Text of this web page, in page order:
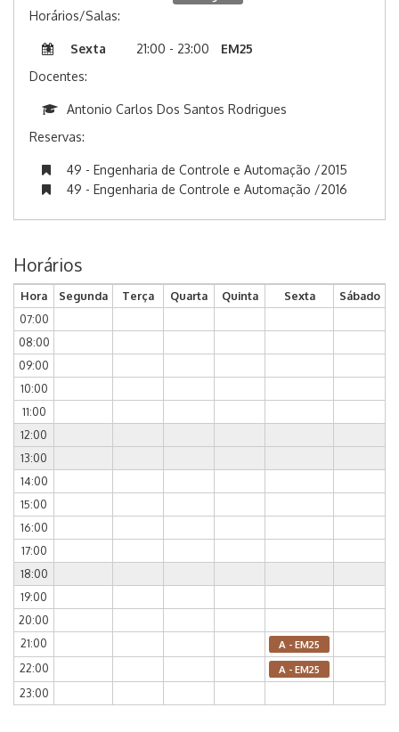
Horários/Salas:
Sexta 21:00 - 23:00
EM25
Docentes:
Antonio Carlos Dos Santos Rodrigues
Reservas:
49 - Engenharia de Controle e Automação /2015
49 - Engenharia de Controle e Automação /2016
Horários
Hora Segunda Terça Quarta Quinta Sexta
Sábado
07:00
08:00
09:00
10:00
11:00
12:00
13:00
14:00
15:00
16:00
17:00
18:00
19:00
20:00
21:00
A - EM25
22:00 A - EM25
23:00